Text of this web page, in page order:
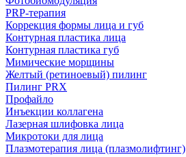
PRP-терапия
Коррекция формы лица и губ
Контурная пластика лица
Контурная пластика губ
Мимические морщины
Желтый (ретиноевый) пилинг
Пилинг PRX
Профайло
Инъекции коллагена
Лазерная шлифовка лица
Микротоки для лица
Плазмотерапия лица (плазмолифтинг)